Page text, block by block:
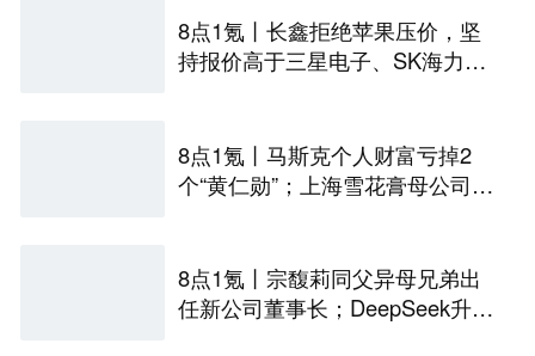
8点1氪丨长鑫拒绝苹果压价，坚
持报价高于三星电子、SK海力
状态”
8点1氪丨马斯克个人财富亏掉2
个“黄仁勋”；上海雪花膏母公司破
8点1氪丨宗馥莉同父异母兄弟出
任新公司董事长；DeepSeek升至